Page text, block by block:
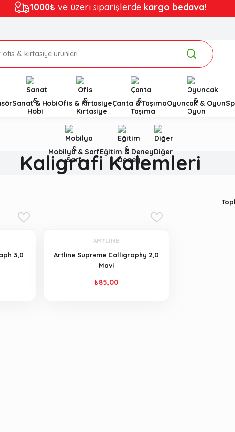
1000₺ve üzeri siparişlerde kargo bedava!
Sanat & HobiOfis & KırtasiyeÇanta & TaşımaOyuncak & Oyun
Mobilya & SarfEğitim & DeneyDiğer
Kaligrafi Kalemleri
3,0
ARTLİNE
Artline Supreme Calligraphy 2,0
Mavi
₺85,00